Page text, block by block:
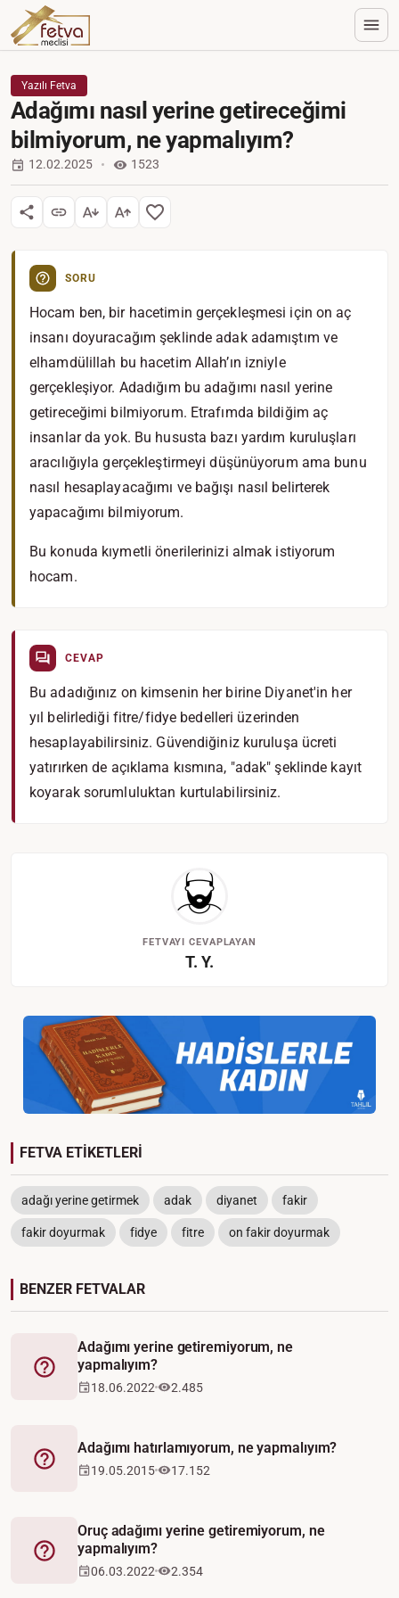
Yazılı Fetva
Adağımı nasıl yerine getireceğimi
bilmiyorum, ne yapmalıyım?
12.02.2025 1523
SORU
Hocam ben, bir hacetimin gerçekleşmesi için on aç
insanı doyuracağım şeklinde adak adamıştım ve
elhamdülillah bu hacetim Allah’ın izniyle
gerçekleşiyor. Adadığım bu adağımı nasıl yerine
getireceğimi bilmiyorum. Etrafımda bildiğim aç
insanlar da yok. Bu hususta bazı yardım kuruluşları
aracılığıyla gerçekleştirmeyi düşünüyorum ama bunu
nasıl hesaplayacağımı ve bağışı nasıl belirterek
yapacağımı bilmiyorum.
Bu konuda kıymetli önerilerinizi almak istiyorum
hocam.
CEVAP
Bu adadığınız on kimsenin her birine Diyanet'in her
yıl belirlediği fitre/fidye bedelleri üzerinden
hesaplayabilirsiniz. Güvendiğiniz kuruluşa ücreti
yatırırken de açıklama kısmına, "adak" şeklinde kayıt
koyarak sorumluluktan kurtulabilirsiniz.
FETVAYI CEVAPLAYAN
T. Y.
FETVA ETİKETLERİ
adağı yerine getirmek adak diyanet fakir
fakir doyurmak fidye fitre on fakir doyurmak
BENZER FETVALAR
Fetva
Adağımı yerine getiremiyorum, ne
yapmalıyım?
18.06.2022 2.485
Fetva
Adağımı hatırlamıyorum, ne yapmalıyım?
19.05.2015 17.152
Fetva
Oruç adağımı yerine getiremiyorum, ne
yapmalıyım?
06.03.2022 2.354